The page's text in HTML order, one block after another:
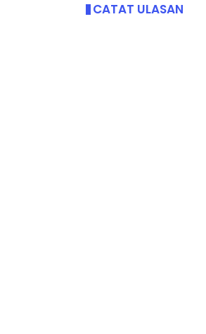
CATAT ULASAN